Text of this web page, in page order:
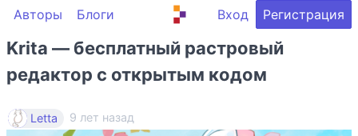
Авторы Блоги Вход Регистрация
Krita — бесплатный растровый
редактор с открытым кодом
Letta 9 лет назад